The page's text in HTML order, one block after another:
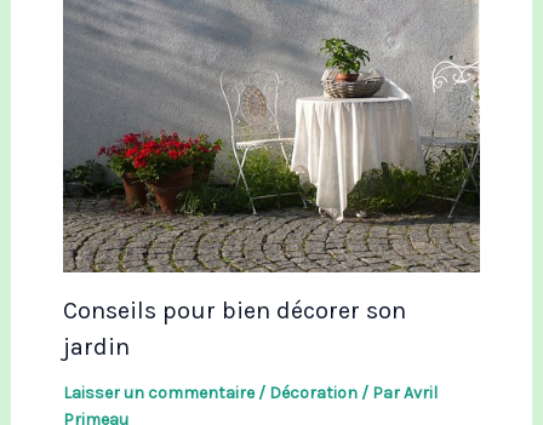
Conseils pour bien décorer son
jardin
Laisser un commentaire / Décoration/ ParAvril
Primeau